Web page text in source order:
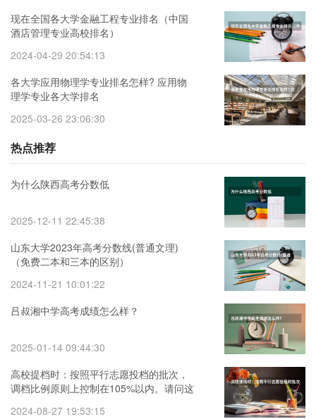
现在全国各大学金融工程专业排名（中国
酒店管理专业高校排名）
2024-04-29 20:54:13
各大学应用物理学专业排名怎样? 应用物
理学专业各大学排名
2025-03-26 23:06:30
热点推荐
为什么陕西高考分数低
2025-12-11 22:45:38
山东大学2023年高考分数线(普通文理)
（免费二本和三本的区别）
2024-11-21 10:01:22
吕叔湘中学高考成绩怎么样？
2025-01-14 09:44:30
高校提档时：按照平行志愿投档的批次，
调档比例原则上控制在105%以内。请问这
2024-08-27 19:53:15